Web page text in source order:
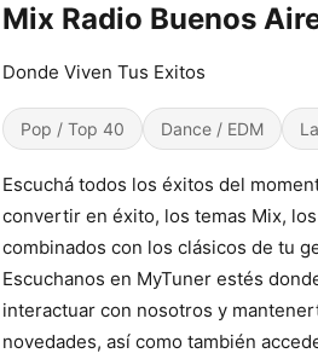
Mix Radio Buenos
Donde Viven Tus Exitos
Pop / Top 40 Dance / EDM
Escuchá todos los éxitos del
convertir en éxito, los temas Mix,
combinados con los clásicos de tu
Escuchanos en MyTuner estés
interactuar con nosotros y
novedades, así como también